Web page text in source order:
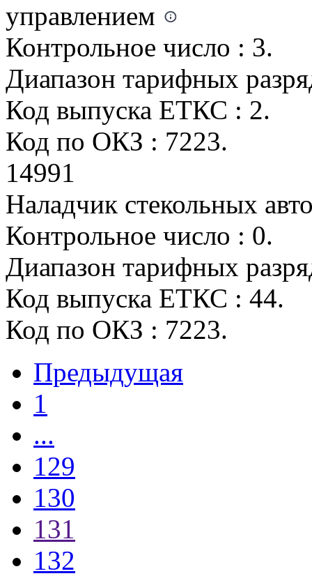
управлением
Контрольное число : 3.
Диапазон тарифных
Код выпуска ЕТКС : 2.
Код по ОКЗ : 7223.
14991
Наладчик стекольных
Контрольное число : 0.
Диапазон тарифных
Код выпуска ЕТКС : 44.
Код по ОКЗ : 7223.
Предыдущая
1
...
129
130
131
132